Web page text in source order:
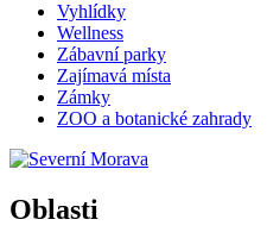
Vyhlídky
Wellness
Zábavní parky
Zajímavá místa
Zámky
ZOO a botanické zahrady
Oblasti